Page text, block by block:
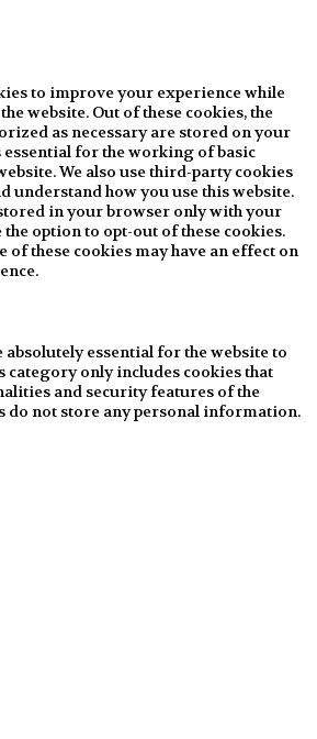
to improve your experience while
website. Out of these cookies, the
as necessary are stored on your
essential for the working of basic
We also use third-party cookies
understand how you use this website.
in your browser only with your
the option to opt-out of these cookies.
these cookies may have an effect on
absolutely essential for the website to
category only includes cookies that
and security features of the
do not store any personal information.